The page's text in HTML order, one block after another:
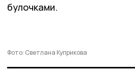
булочками.
Фото: Светлана Куприкова